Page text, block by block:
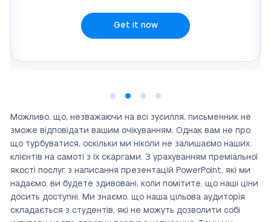
Get it now
Можливо, що, незважаючи на всі зусилля, письменник не
зможе відповідати вашим очікуванням. Однак вам не про
що турбуватися, оскільки ми ніколи не залишаємо наших
клієнтів на самоті з їх скаргами. З урахуванням преміальної
якості послуг з написання презентацій PowerPoint, які ми
надаємо, ви будете здивовані, коли помітите, що наші ціни
досить доступні. Ми знаємо, що наша цільова аудиторія
складається з студентів, які не можуть дозволити собі